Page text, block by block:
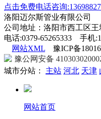
点击免费电话咨询
洛阳迈尔斯管业有限公司
公司地址：洛阳市西工区
电话:0379-65265333 手机
网站XML 豫ICP备
豫公网安备
城市分站：
主站 河北 天津
网站首页